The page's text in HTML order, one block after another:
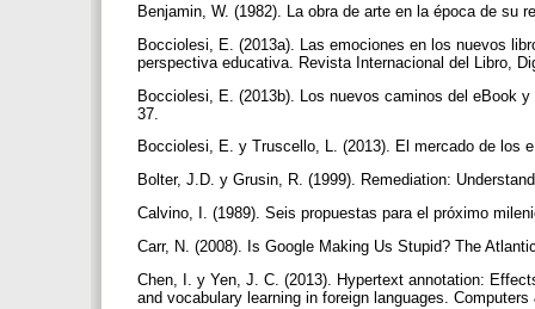
Benjamin, W. (1982). La obra de arte en la época de
Bocciolesi, E. (2013a). Las emociones en los nuevos
perspectiva educativa. Revista Internacional del Libro,
Bocciolesi, E. (2013b). Los nuevos caminos del eBook
37.
Bocciolesi, E. y Truscello, L. (2013). El mercado de los
Bolter, J.D. y Grusin, R. (1999). Remediation:
Calvino, I. (1989). Seis propuestas para el próximo
Carr, N. (2008). Is Google Making Us Stupid? The
Chen, I. y Yen, J. C. (2013). Hypertext annotation:
and vocabulary learning in foreign languages.